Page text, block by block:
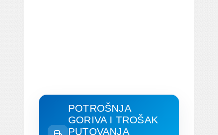
POTROŠNJA
GORIVA I TROŠAK
PUTOVANJA